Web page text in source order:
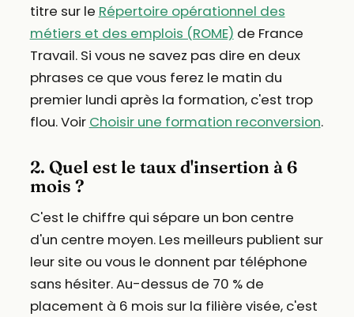
titre sur le Répertoire opérationnel des
métiers et des emplois (ROME) de France
Travail. Si vous ne savez pas dire en deux
phrases ce que vous ferez le matin du
premier lundi après la formation, c'est trop
flou. Voir Choisir une formation reconversion.
2. Quel est le taux d'insertion à 6
mois ?
C'est le chiffre qui sépare un bon centre
d'un centre moyen. Les meilleurs publient sur
leur site ou vous le donnent par téléphone
sans hésiter. Au-dessus de 70 % de
placement à 6 mois sur la filière visée, c'est